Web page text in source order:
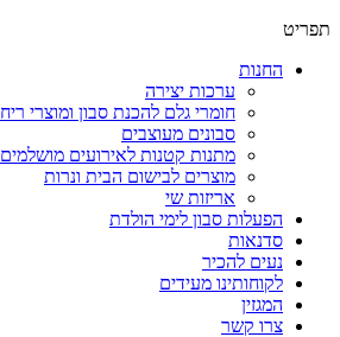
תפריט
החנות
ערכות יצירה
חומרי גלם להכנת סבון ומוצרי ריח
סבונים מעוצבים
מתנות קטנות לאירועים מושלמים
מוצרים לבישום הבית ונרות
אריזות שי
הפעלות סבון לימי הולדת
סדנאות
נעים להכיר
לקוחותינו מעידים
המגזין
צרו קשר